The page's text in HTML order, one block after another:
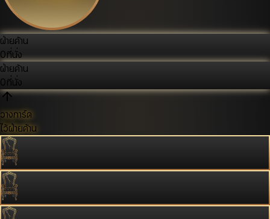
ฝ่ายค้าน
0ที่นั่ง
ฝ่ายค้าน
0ที่นั่ง
วางการ์ด
ไว้ฝ่ายค้าน